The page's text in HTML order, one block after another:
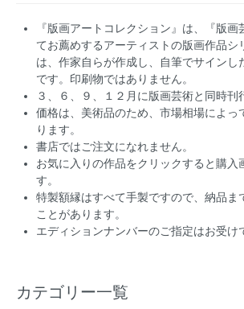
『版画アートコレクション』は、『版画
てお薦めするアーティストの版画作品シ
は、作家自らが作成し、自筆でサインし
です。印刷物ではありません。
３、６、９、１２月に版画芸術と同時刊
価格は、美術品のため、市場相場によっ
ります。
書店ではご注文になれません。
お気に入りの作品をクリックすると購入
す。
特製額縁はすべて手製ですので、納品ま
ことがあります。
エディションナンバーのご指定はお受け
カテゴリー一覧